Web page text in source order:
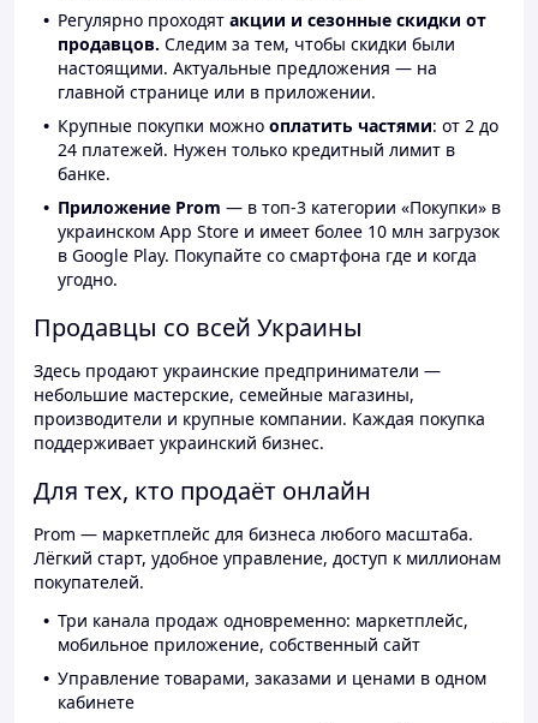
Регулярно проходят акции и сезонные скидки от
продавцов. Следим за тем, чтобы скидки были
настоящими. Актуальные предложения — на
главной странице или в приложении.
Крупные покупки можно оплатить частями: от 2 до
24 платежей. Нужен только кредитный лимит в
банке.
Приложение Prom — в топ-3 категории «Покупки» в
украинском App Store и имеет более 10 млн загрузок
в Google Play. Покупайте со смартфона где и когда
угодно.
Продавцы со всей Украины
Здесь продают украинские предприниматели —
небольшие мастерские, семейные магазины,
производители и крупные компании. Каждая покупка
поддерживает украинский бизнес.
Для тех, кто продаёт онлайн
Prom — маркетплейс для бизнеса любого масштаба.
Лёгкий старт, удобное управление, доступ к миллионам
покупателей.
Три канала продаж одновременно: маркетплейс,
мобильное приложение, собственный сайт
Управление товарами, заказами и ценами в одном
кабинете